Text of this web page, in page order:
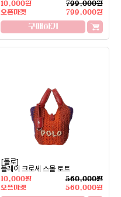
10,000원
799,000원
오픈마켓
799,000원
구매하기
[폴로]
플레이 크로셰 스몰 토트
10,000원
560,000원
오픈마켓
560,000원